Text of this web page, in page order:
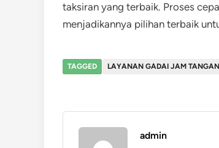
taksiran yang terbaik. Proses
menjadikannya pilihan terbaik
TAGGED LAYANAN GADAI JAM TANGAN
admin